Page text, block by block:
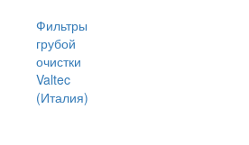
Фильтры
грубой
очистки
Valtec
(Италия)